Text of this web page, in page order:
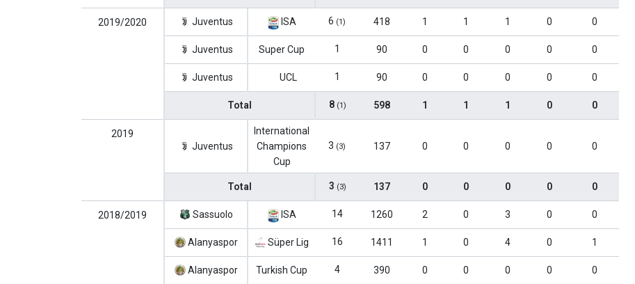
2019/2020 Juventus ISA 6 (1) 418 1 1 1 0 0
Juventus Super Cup 1 90 0 0 0 0 0
Juventus UCL 1 90 0 0 0 0 0
Total 8 (1) 598 1 1 1 0 0
2019
Juventus
International
Champions
Cup
3 (3) 137 0 0 0 0 0
Total 3 (3) 137 0 0 0 0 0
2018/2019 Sassuolo ISA 14 1260 2 0 3 0 0
Alanyaspor Süper Lig 16 1411 1 0 4 0 1
Alanyaspor Turkish Cup 4 390 0 0 0 0 0